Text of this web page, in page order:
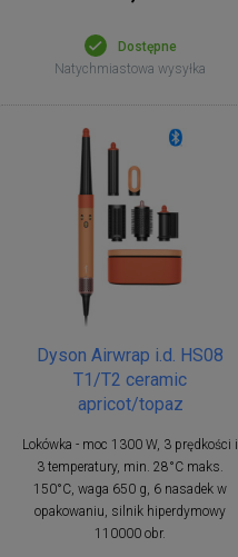
Dostępne
Natychmiastowa wysyłka
Dyson Airwrap i.d. HS08
T1/T2 ceramic
apricot/topaz
Lokówka - moc 1300 W, 3 prędkości i
3 temperatury, min. 28°C maks.
150°C, waga 650 g, 6 nasadek w
opakowaniu, silnik hiperdymowy
110000 obr.